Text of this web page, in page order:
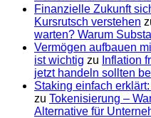
Finanzielle Zukunft
Kursrutsch verstehen
warten? Warum
Vermögen aufbauen
ist wichtig zu Inflation
jetzt handeln sollten
Staking einfach
zu Tokenisierung –
Alternative für